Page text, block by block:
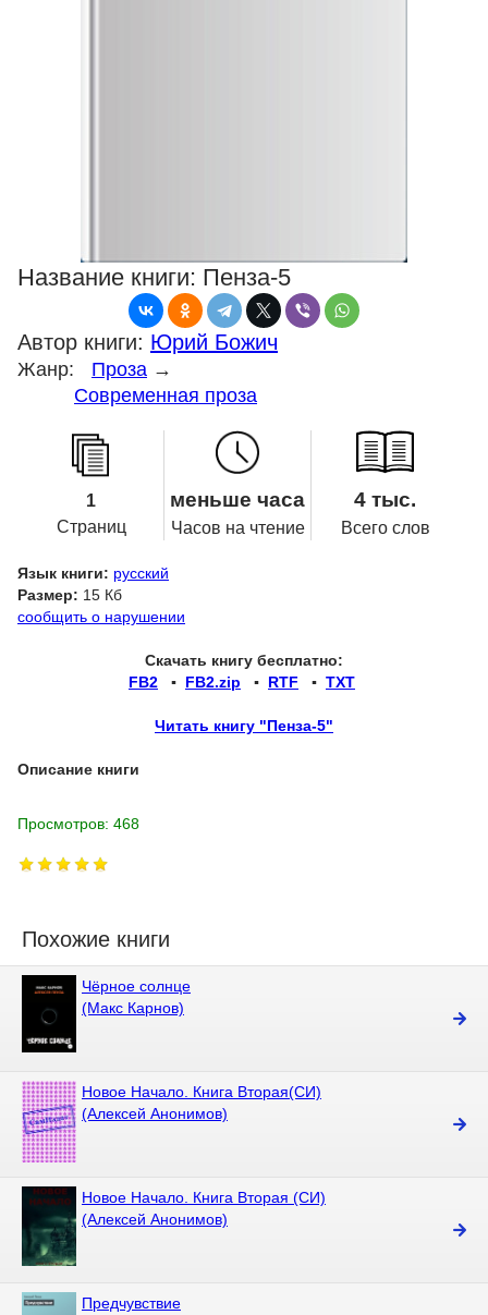
Название книги: Пенза-5
Автор книги: Юрий Божич
Жанр: Проза →
Современная проза
1
Страниц
меньше часа
Часов на чтение
4 тыс.
Всего слов
Язык книги: русский
Размер: 15 Кб
сообщить о нарушении
Скачать книгу бесплатно:
FB2 ▪ FB2.zip ▪ RTF ▪ TXT
Читать книгу "Пенза-5"
Описание книги
Просмотров: 468
Похожие книги
Чёрное солнце
(Макс Карнов)
Новое Начало. Книга Вторая(СИ)
(Алексей Анонимов)
Новое Начало. Книга Вторая (СИ)
(Алексей Анонимов)
Предчувствие